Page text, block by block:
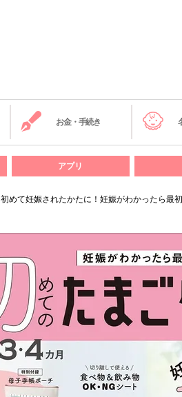
お金・手続き
アプリ
初めて妊娠されたかたに！妊娠がわかったら最